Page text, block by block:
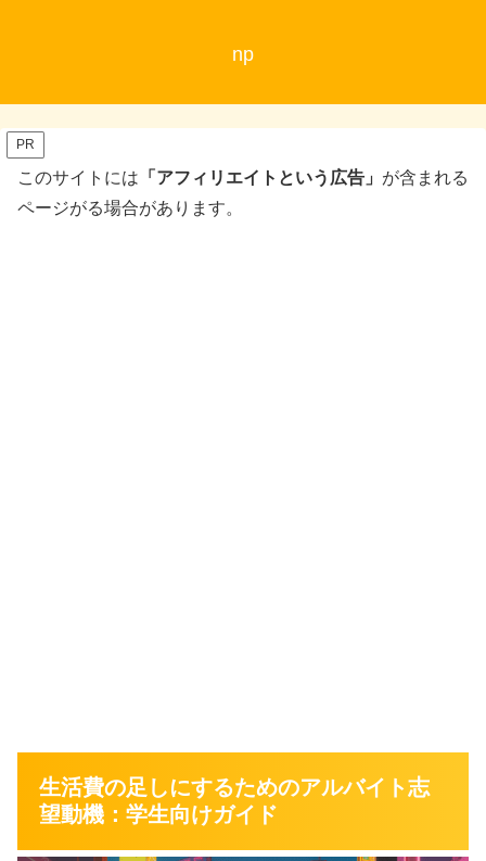
np
PR
このサイトには 「アフィリエイトという広告」 が含まれる
ページがる場合があります。
生活費の足しにするためのアルバイト志
望動機：学生向けガイド